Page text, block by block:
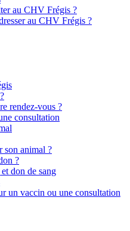
au CHV Frégis ?
au CHV Frégis ?
rendez-vous ?
consultation
son animal ?
?
don de sang
un vaccin ou une consultation